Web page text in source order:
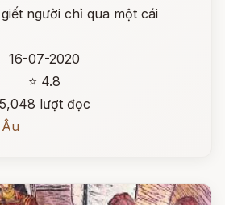
người chỉ qua một cái
16-07-2020
⭐ 4.8
5,048 lượt đọc